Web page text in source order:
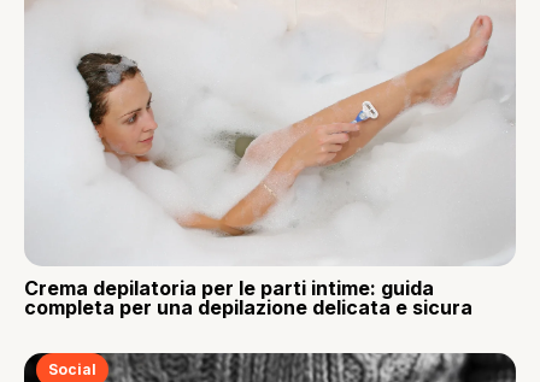
Crema depilatoria per le parti intime: guida
completa per una depilazione delicata e sicura
Social